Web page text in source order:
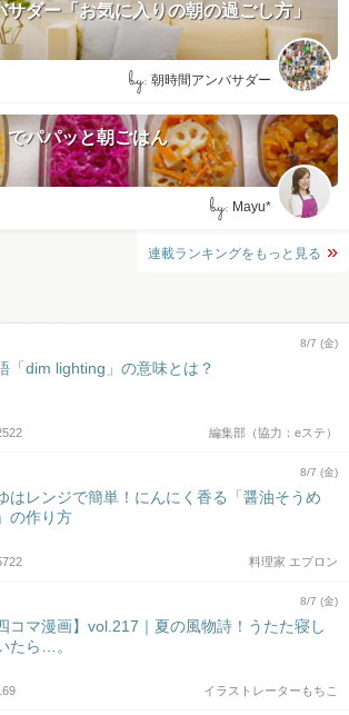
サダー「お気に入りの朝の過ごし方」
by: 朝時間アンバサダー
でパパッと朝ごはん
by: Mayu*
連載ランキングをもっと見る
8/7 (金)
「dim lighting」の意味とは？
編集部（協力：eステ）
8/7 (金)
はレンジで簡単！にんにく香る「醤油そうめ
の作り方
料理家 エプロン
8/7 (金)
四コマ漫画】vol.217｜夏の風物詩！うたた寝し
たら…。
イラストレーターもちこ